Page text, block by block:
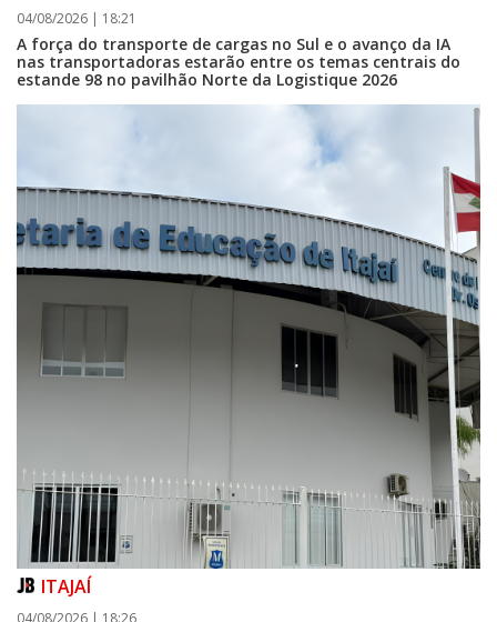
04/08/2026 | 18:21
A força do transporte de cargas no Sul e o avanço da IA
nas transportadoras estarão entre os temas centrais do
estande 98 no pavilhão Norte da Logistique 2026
ITAJAÍ
04/08/2026 | 18:26